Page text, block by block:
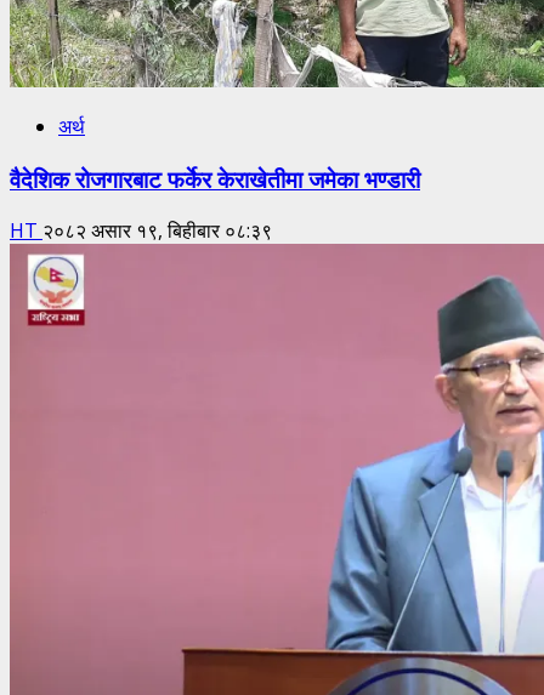
अर्थ
वैदेशिक रोजगारबाट फर्केर केराखेतीमा जमेका भण्डारी
HT २०८२ असार १९, बिहीबार ०८:३९